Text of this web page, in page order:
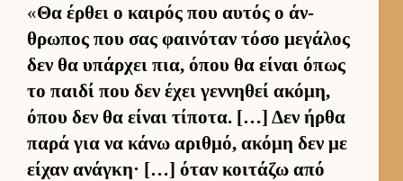
«Θα έρ­θει ο και­ρός που αυ­τός ο άν­
θρωπος που σας φαι­νόταν τόσο μεγάλος
δεν θα υπάρ­χει πια, όπου θα εί­ναι όπως
το παιδί που δεν έχει γεν­νηθεί ακόμη,
όπου δεν θα εί­ναι τίποτα. […] Δεν ήρθα
παρά για να κάνω αριθ­μό, ακόμη δεν με
εί­χαν ανάγκη· […] όταν κοι­τάζω από